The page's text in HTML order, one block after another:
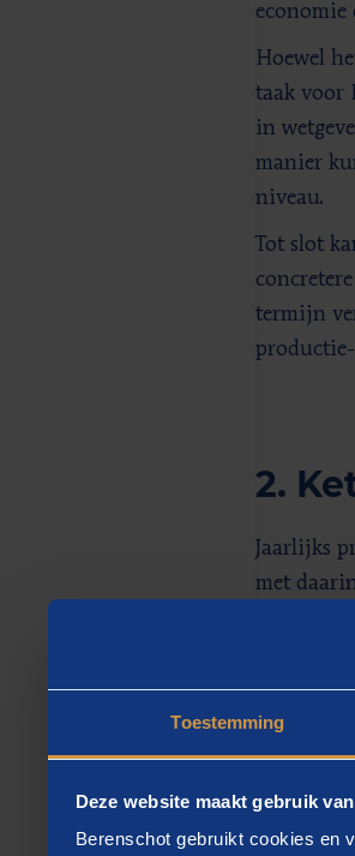
Toestemming
Deze website maakt gebruik
Berenschot gebruikt cookies en
economie
Hoewel
taak voor
in
manier
niveau.
Tot slot
termijn
2.
Jaarlijks
met
te
algemene
de